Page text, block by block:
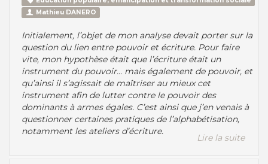
Mathieu DANERO
Initialement, l’objet de mon analyse devait porter sur la
question du lien entre pouvoir et écriture. Pour faire
vite, mon hypothèse était que l’écriture était un
instrument du pouvoir... mais également de pouvoir, et
qu’ainsi il s’agissait de maîtriser au mieux cet
instrument afin de lutter contre le pouvoir des
dominants à armes égales. C’est ainsi que j’en venais à
questionner certaines pratiques de l’alphabétisation,
notamment les ateliers d’écriture.
Lire la suite